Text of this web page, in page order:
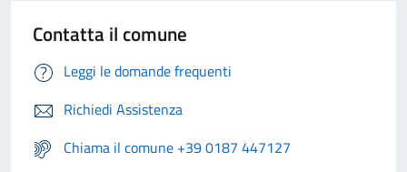
Contatta il comune
Leggi le domande frequenti
Richiedi Assistenza
Chiama il comune +39 0187 447127